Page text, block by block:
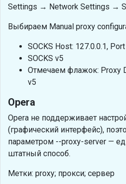
Settings → Network Settings →
Выбираем Manual proxy
SOCKS Host: 127.0.0.1,
SOCKS v5
Отмечаем флажок: Proxy
v5
Opera
Opera не поддерживает
(графический интерфейс),
параметром --proxy-server —
штатный способ.
Метки: proxy; прокси; сервер